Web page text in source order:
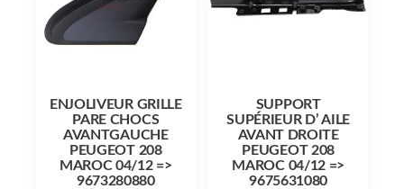
ENJOLIVEUR GRILLE
PARE CHOCS
AVANTGAUCHE
PEUGEOT 208
MAROC 04/12 =>
9673280880
SUPPORT
SUPÉRIEUR D’ AILE
AVANT DROITE
PEUGEOT 208
MAROC 04/12 =>
9675631080